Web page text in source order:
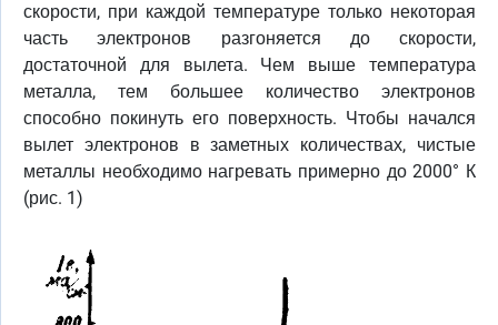
скорости, при каждой температуре только некоторая
часть электронов разгоняется до скорости,
достаточной для вылета. Чем выше температура
металла, тем большее количество электронов
способно покинуть его поверхность. Чтобы начался
вылет электронов в заметных количествах, чистые
металлы необходимо нагревать примерно до 2000° К
(рис. 1)